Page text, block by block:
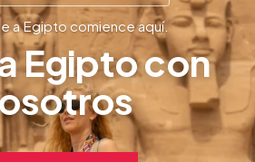
a Egipto comience aquí.
Egipto con